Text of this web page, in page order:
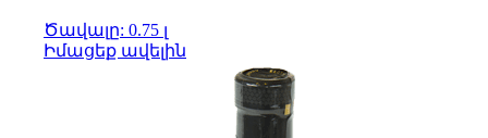
Ծավալը: 0.75 լ
Իմացեք ավելին